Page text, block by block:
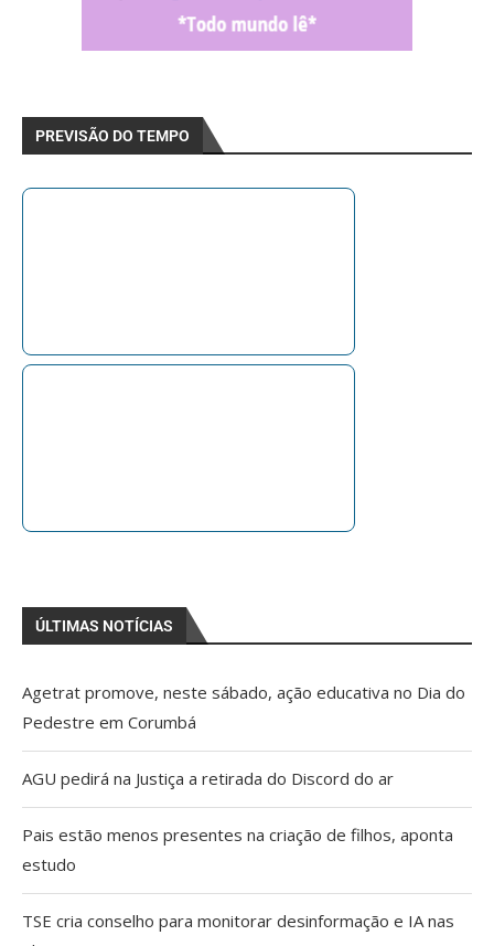
PREVISÃO DO TEMPO
ÚLTIMAS NOTÍCIAS
Agetrat promove, neste sábado, ação educativa no Dia do
Pedestre em Corumbá
AGU pedirá na Justiça a retirada do Discord do ar
Pais estão menos presentes na criação de filhos, aponta
estudo
TSE cria conselho para monitorar desinformação e IA nas